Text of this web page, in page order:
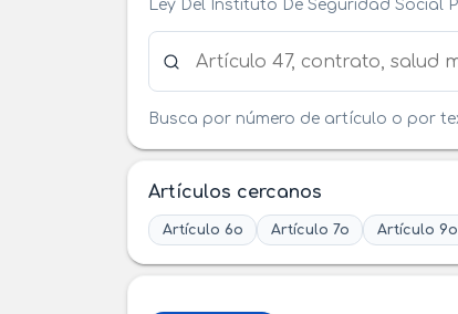
Ley Del Instituto De Seguridad Social
Busca por número de artículo o por
Artículos cercanos
Artículo 6o Artículo 7o Artículo 9o